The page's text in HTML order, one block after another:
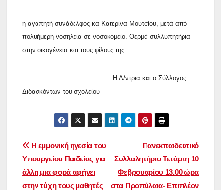
η αγαπητή συνάδελφος κα Κατερίνα Μουτσίου, μετά από
πολυήμερη νοσηλεία σε νοσοκομείο. Θερμά συλλυπητήρια
στην οικογένεια και τους φίλους της.
Η Δ/ντρια και ο Σύλλογος
Διδασκόντων του σχολείου
Πλοήγηση
άρθρων
Πανεκπαιδευτικό
Συλλαλητήριο Τετάρτη 10
Φεβρουαρίου 13.00 ώρα
στα Προπύλαια- Επιπλέον
Η εμμονική ηγεσία του
Υπουργείου Παιδείας για
άλλη μια φορά αφήνει
στην τύχη τους μαθητές